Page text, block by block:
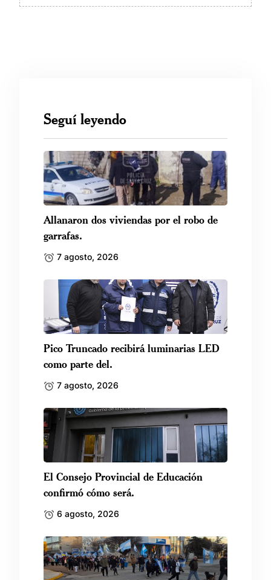
Seguí leyendo
Allanaron dos viviendas por el robo de
garrafas.
7 agosto, 2026
Pico Truncado recibirá luminarias LED
como parte del.
7 agosto, 2026
El Consejo Provincial de Educación
confirmó cómo será.
6 agosto, 2026